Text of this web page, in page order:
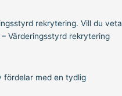
rekrytering. Vill du veta
Värderingsstyrd rekrytering
fördelar med en tydlig